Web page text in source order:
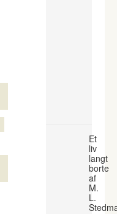
Et
liv
langt
borte
af
M.
L.